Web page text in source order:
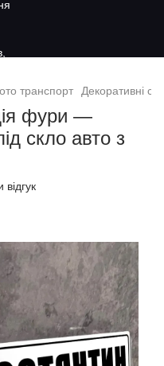
транспорт Декоративні
фури —
скло авто з